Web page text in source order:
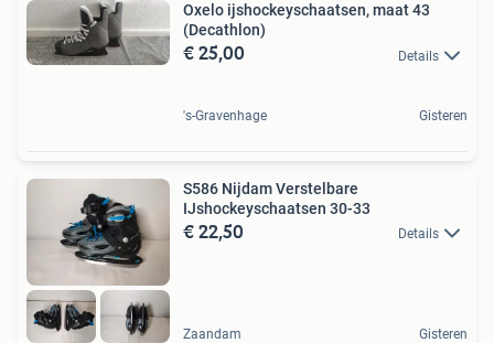
Oxelo ijshockeyschaatsen, maat 43
(Decathlon)
€ 25,00 Details
's-Gravenhage Gisteren
S586 Nijdam Verstelbare
IJshockeyschaatsen 30-33
€ 22,50 Details
Zaandam Gisteren